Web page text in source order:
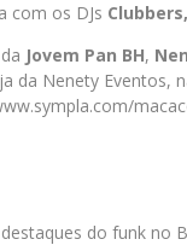
com os DJs Clubbers,
Jovem Pan BH,
da Nenety Eventos,
do funk no